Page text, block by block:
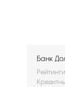
Банк